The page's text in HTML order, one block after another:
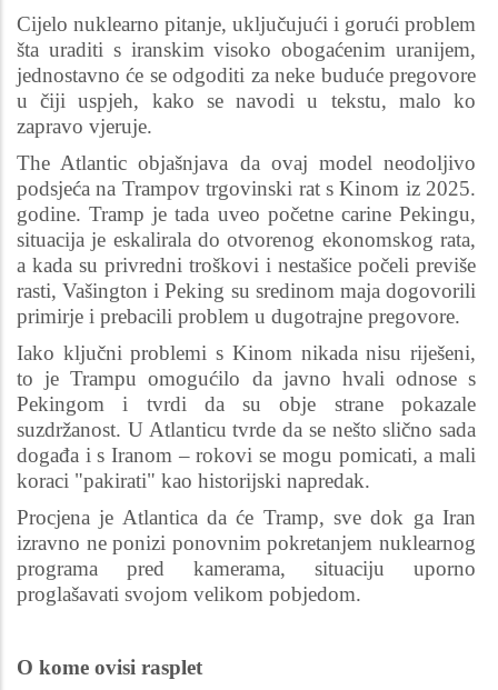
Cijelo nuklearno pitanje, uključujući i gorući problem
šta uraditi s iranskim visoko obogaćenim uranijem,
jednostavno će se odgoditi za neke buduće pregovore
u čiji uspjeh, kako se navodi u tekstu, malo ko
zapravo vjeruje.
The Atlantic objašnjava da ovaj model neodoljivo
podsjeća na Trampov trgovinski rat s Kinom iz 2025.
godine. Tramp je tada uveo početne carine Pekingu,
situacija je eskalirala do otvorenog ekonomskog rata,
a kada su privredni troškovi i nestašice počeli previše
rasti, Vašington i Peking su sredinom maja dogovorili
primirje i prebacili problem u dugotrajne pregovore.
Iako ključni problemi s Kinom nikada nisu riješeni,
to je Trampu omogućilo da javno hvali odnose s
Pekingom i tvrdi da su obje strane pokazale
suzdržanost. U Atlanticu tvrde da se nešto slično sada
događa i s Iranom – rokovi se mogu pomicati, a mali
koraci "pakirati" kao historijski napredak.
Procjena je Atlantica da će Tramp, sve dok ga Iran
izravno ne ponizi ponovnim pokretanjem nuklearnog
programa pred kamerama, situaciju uporno
proglašavati svojom velikom pobjedom.
O kome ovisi rasplet